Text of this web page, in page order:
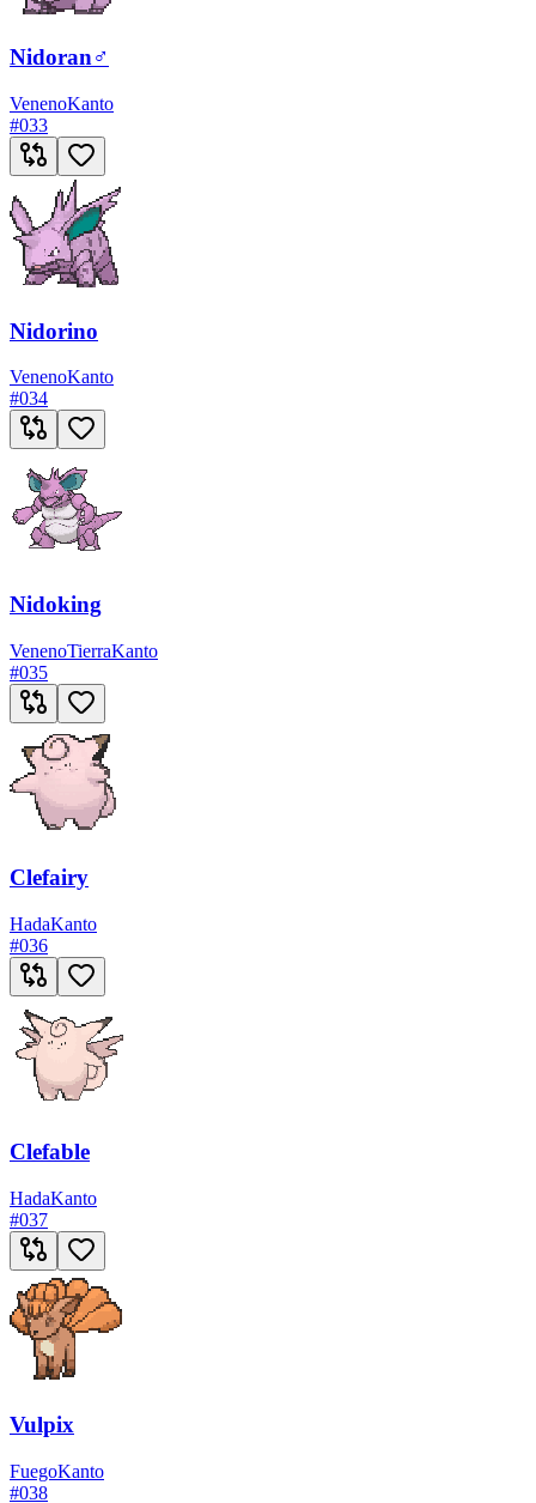
Nidoran♂
VenenoKanto
#033
Nidorino
VenenoKanto
#034
Nidoking
VenenoTierraKanto
#035
Clefairy
HadaKanto
#036
Clefable
HadaKanto
#037
Vulpix
FuegoKanto
#038